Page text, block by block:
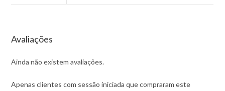
Avaliações
Ainda não existem avaliações.
Apenas clientes com sessão iniciada que compraram este